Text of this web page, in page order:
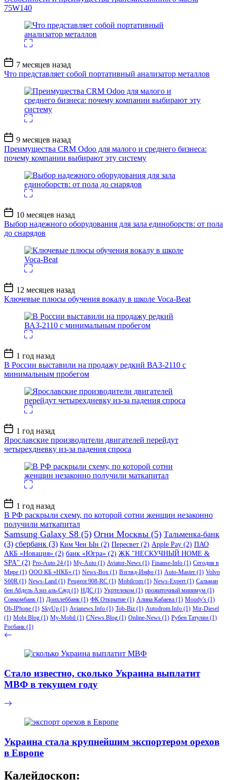
75W140
Дата
записи
7 месяцев назад
Что представляет собой портативный анализатор металлов
Дата
записи
9 месяцев назад
Преимущества CRM Odoo для малого и среднего бизнеса:
почему компании выбирают эту систему
Дата
записи
10 месяцев назад
Выбор надежного оборудования для зала единоборств: от пола
до снарядов
Дата
записи
12 месяцев назад
Ключевые плюсы обучения вокалу в школе Voca-Beat
Дата
записи
1 год назад
В России выставили на продажу редкий ВАЗ-2110 с
минимальным пробегом
Дата
записи
1 год назад
Ярославские производители двигателей перейдут
четырехдневку из-за падения спроса
Дата
записи
1 год назад
В РФ раскрыли схему, по которой сотни женщин незаконно
получили маткапитал
Samsung Galaxy S8 (5) Огни Москвы (5) Тальменка-банк
(3) сбербанк (3) Ким Чен Ын (2) Пересвет (2) Apple Pay (2) ПАО
АКБ «Новация» (2) банк «Югра» (2) ЖК "НЕСКУЧНЫЙ HOME &
SPA" (2) Pro-Auto 24 (1) My-Auto (1) Aviator-News (1) Finanse-Info (1) Сегодня в
Мире (1) ООО КБ «НКБ» (1) News-Box (1) Взгляд-Инфо (1) Auto-Master (1) Volvo
S60R (1) News-Land (1) Peugeot 908-RC (1) Mobilcom (1) News-Expert(1) Сальман
бен Абдель Азиз аль-Сауд (1) НДС (1) Укртелеком (1) прожиточный минимум (1)
Совкомбанк (1) Донхлеббанк (1) ФК Открытие (1) Алина Кабаева (1) Moody's (1)
Ob-IPhone (1) SkyUp (1) Avianews.Info (1) Tob-Biz (1) Autodrom.Info (1) Mir-Diesel
(1) Mobi Blog (1) My-Mobil (1) CNews.Blog (1) Online-News (1) Рубен Татулян (1)
Росбанк (1)
Стало известно, сколько Украина выплатит
МВФ в текущем году
Украина стала крупнейшим экспортером орехов
в Европе
Калейдоскоп: